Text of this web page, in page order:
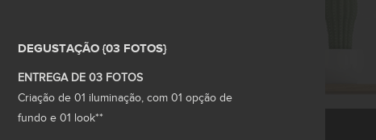
DEGUSTAÇÃO {03 FOTOS}
ENTREGA DE 03 FOTOS
Criação de 01 iluminação, com 01 opção de
fundo e 01 look**